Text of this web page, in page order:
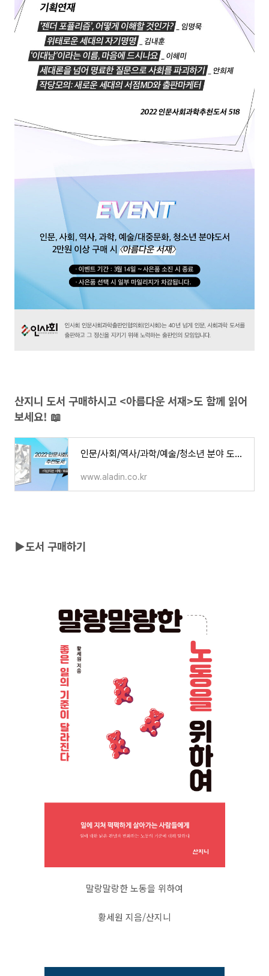
산지니 도서 구매하시고 <아름다운 서재>도 함께 읽어
보세요! 📖
인문/사회/역사/과학/예술/청소년 분야 도서 2만원 이상 구매 시, 아름다운 서재 18호
www.aladin.co.kr
▶도서 구매하기
말랑말랑한 노동을 위하여
황세원 지음/산지니